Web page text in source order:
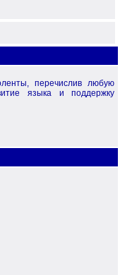
перечислив любую
языка и поддержку